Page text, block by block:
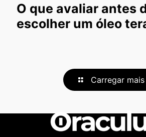
O que avaliar antes
escolher um óleo
Carregar mais